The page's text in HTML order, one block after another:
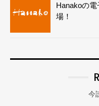
Hanakoの
場！
今